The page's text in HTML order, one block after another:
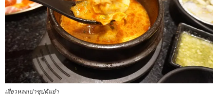
เสี่ยวหลงเปาซุปต้มยำ